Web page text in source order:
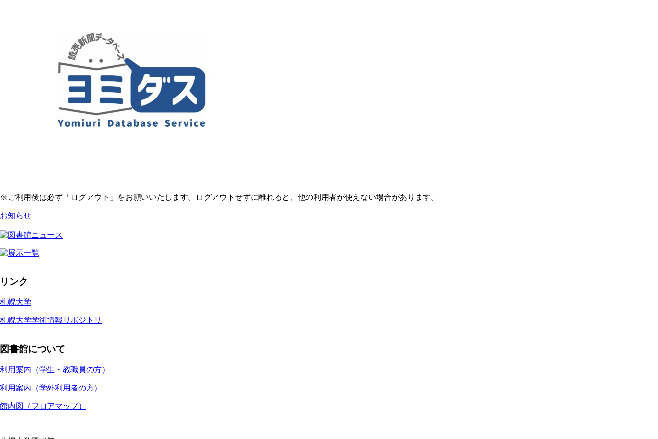
※ご利用後は必ず「ログアウト」をお願いいたします。ログアウトせずに離れると、他の利用者が使えない場合があります。
お知らせ
リンク
札幌大学
札幌大学学術情報リポジトリ
図書館について
利用案内（学生・教職員の方）
利用案内（学外利用者の方）
館内図（フロアマップ）